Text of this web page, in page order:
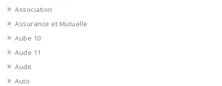
Association
Assurance et Mutuelle
Aube 10
Aude 11
Audit
Auto